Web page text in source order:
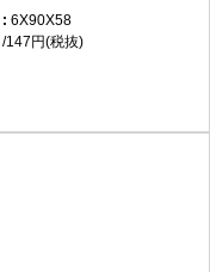
6X90X58
147円(税抜)